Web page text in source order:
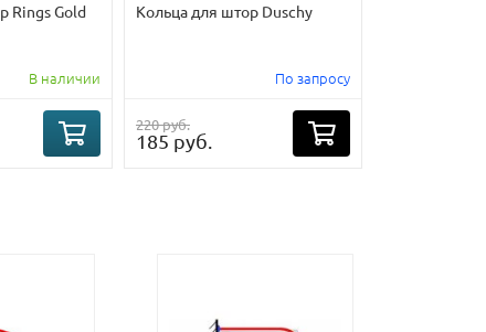
Rings Gold
В наличии
Кольца для штор Duschy
По запросу
220 руб.
185 руб.